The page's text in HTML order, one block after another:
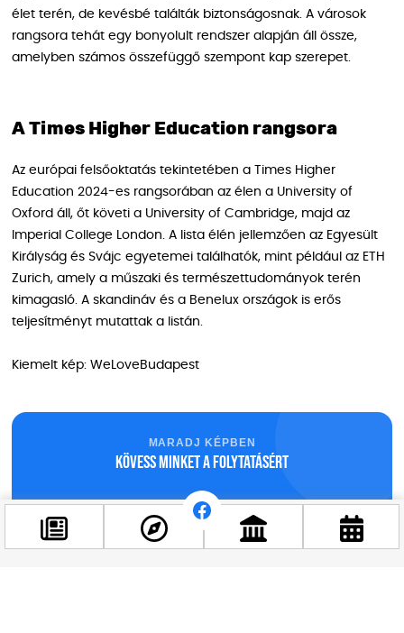
élet terén, de kevésbé találták biztonságosnak. A városok
rangsora tehát egy bonyolult rendszer alapján áll össze,
amelyben számos összefüggő szempont kap szerepet.
A Times Higher Education rangsora
Az európai felsőoktatás tekintetében a Times Higher
Education 2024-es rangsorában az élen a University of
Oxford áll, őt követi a University of Cambridge, majd az
Imperial College London. A lista élén jellemzően az Egyesült
Királyság és Svájc egyetemei találhatók, mint például az ETH
Zurich, amely a műszaki és természettudományok terén
kimagasló. A skandináv és a Benelux országok is erős
teljesítményt mutattak a listán​.
Kiemelt kép: WeLoveBudapest
MARADJ KÉPBEN
Kövess minket a folytatásért